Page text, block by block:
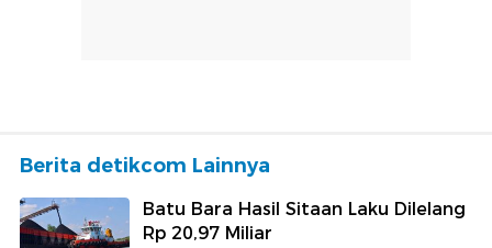
Berita detikcom Lainnya
Batu Bara Hasil Sitaan Laku Dilelang
Rp 20,97 Miliar